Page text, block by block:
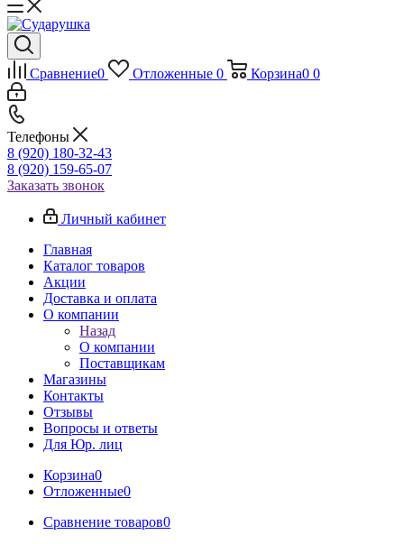
Сравнение0 Отложенные 0 Корзина0 0
Телефоны
8 (920) 180-32-43
8 (920) 159-65-07
Заказать звонок
Личный кабинет
Главная
Каталог товаров
Акции
Доставка и оплата
О компании
Назад
О компании
Поставщикам
Магазины
Контакты
Отзывы
Вопросы и ответы
Для Юр. лиц
Корзина0
Отложенные0
Сравнение товаров0